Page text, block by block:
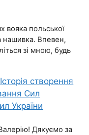
вояка польської
нашивка. Впевен,
зі мною, будь
Історія створення
Сил
України
Дякуємо за